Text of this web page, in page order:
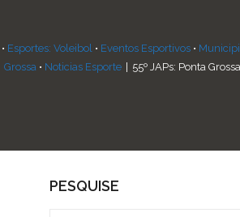
• Esportes: Voleibol • Eventos Esportivos •
Grossa • Noticias Esporte 55º JAPs: Ponta
PESQUISE